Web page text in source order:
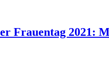
Frauentag 2021: